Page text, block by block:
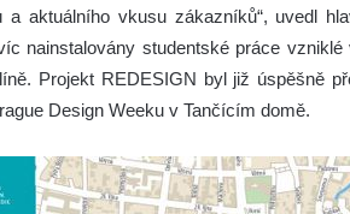
a aktuálního vkusu zákazníků“, uvedl
nainstalovány studentské práce
Projekt REDESIGN byl již úspěšně
Design Weeku v Tančícím domě.